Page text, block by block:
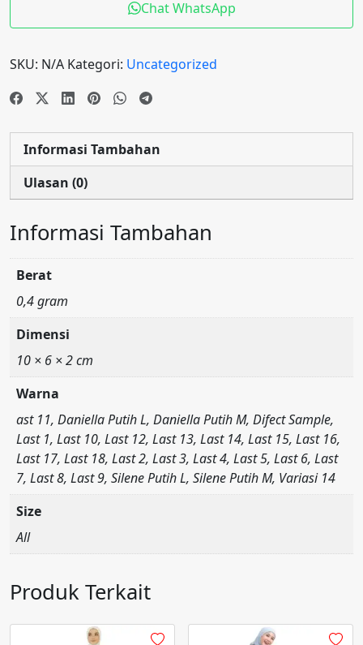
Chat WhatsApp
SKU: N/A Kategori: Uncategorized
Informasi Tambahan
Ulasan (0)
Informasi Tambahan
Berat
0,4 gram
Dimensi
10 × 6 × 2 cm
Warna
ast 11, Daniella Putih L, Daniella Putih M, Difect Sample,
Last 1, Last 10, Last 12, Last 13, Last 14, Last 15, Last 16,
Last 17, Last 18, Last 2, Last 3, Last 4, Last 5, Last 6, Last
7, Last 8, Last 9, Silene Putih L, Silene Putih M, Variasi 14
Size
All
Produk Terkait